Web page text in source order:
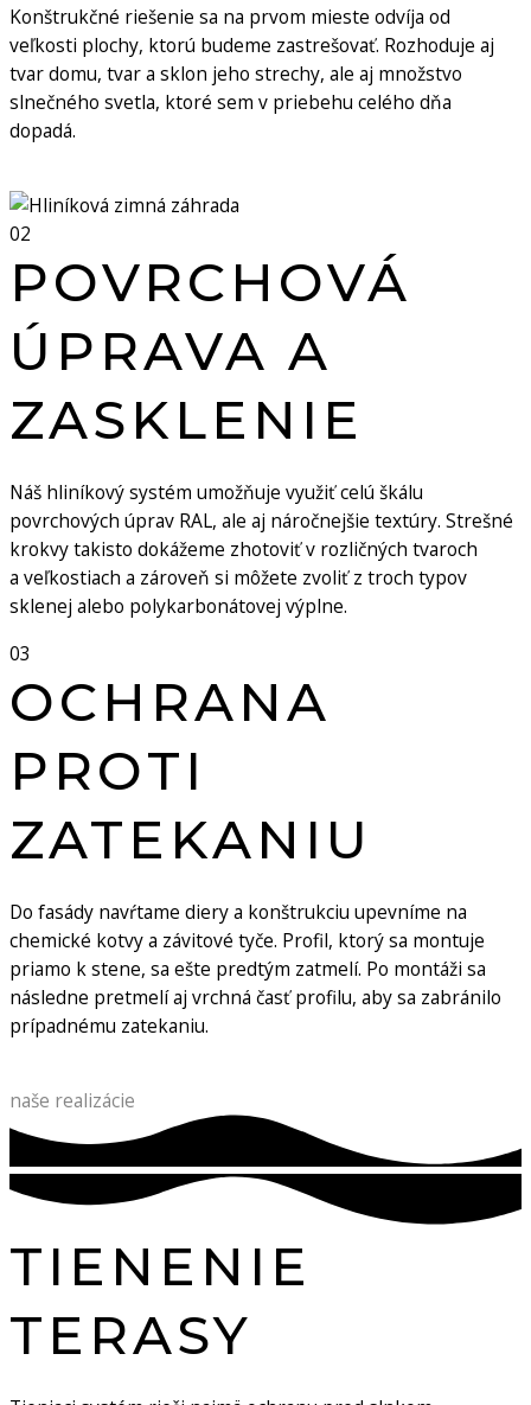
Konštrukčné riešenie sa na prvom mieste odvíja od
veľkosti plochy, ktorú budeme zastrešovať. Rozhoduje aj
tvar domu, tvar a sklon jeho strechy, ale aj množstvo
slnečného svetla, ktoré sem v priebehu celého dňa
dopadá.
02
POVRCHOVÁ
ÚPRAVA A
ZASKLENIE
Náš hliníkový systém umožňuje využiť celú škálu
povrchových úprav RAL, ale aj náročnejšie textúry. Strešné
krokvy takisto dokážeme zhotoviť v rozličných tvaroch
a veľkostiach a zároveň si môžete zvoliť z troch typov
sklenej alebo polykarbonátovej výplne.
03
OCHRANA
PROTI
ZATEKANIU
Do fasády navŕtame diery a konštrukciu upevníme na
chemické kotvy a závitové tyče. Profil, ktorý sa montuje
priamo k stene, sa ešte predtým zatmelí. Po montáži sa
následne pretmelí aj vrchná časť profilu, aby sa zabránilo
prípadnému zatekaniu.
naše realizácie
TIENENIE
TERASY